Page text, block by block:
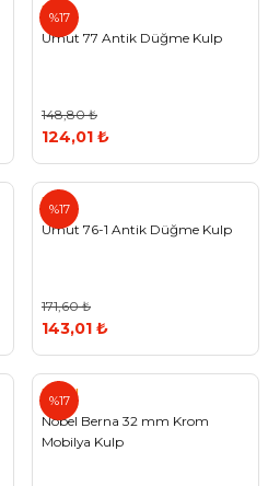
%17
Umut
Umut 77 Antik Düğme Kulp
148,80 ₺
124,01 ₺
%17
Umut
Umut 76-1 Antik Düğme Kulp
171,60 ₺
143,01 ₺
%17
Nobel
Nobel Berna 32 mm Krom
Mobilya Kulp